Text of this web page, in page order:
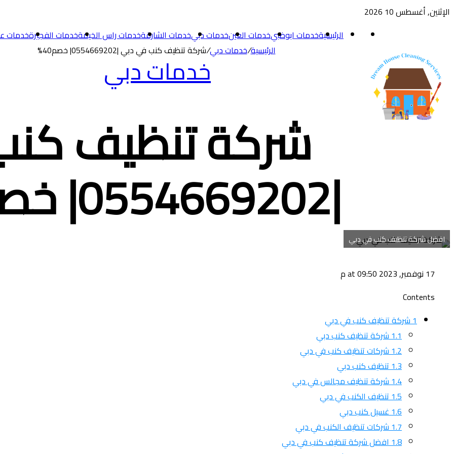
الإثنين, أغسطس 10 2026
القائمةالرئيسيةخدمات ابوظبيخدمات العينخدمات دبيخدمات الشارقةخدمات راس الخيمةخدمات الفجيرةخدمات
الرئيسية/خدمات دبي/شركة تنظيف كنب في دبي |0554669202| خصم40%
خدمات دبي
شركة تنظيف
|0554669202| خصم40% افضل شركة تنظيف كنب في دبي
17 نوفمبر, 2023 at 09:50 م
Contents
1شركة تنظيف كنب في دبي
1.1شركة تنظيف كنب دبي
1.2شركات تنظيف كنب في دبي
1.3تنظيف كنب دبي
1.4شركة تنظيف مجالس في دبي
1.5تنظيف الكنب في دبي
1.6غسيل كنب دبي
1.7شركات تنظيف الكنب في دبي
1.8افضل شركة تنظيف كنب في دبي